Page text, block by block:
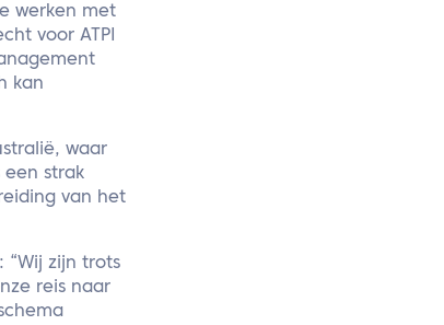
werken met
voor ATPI
kan
waar
een strak
van het
“Wij zijn trots
reis naar